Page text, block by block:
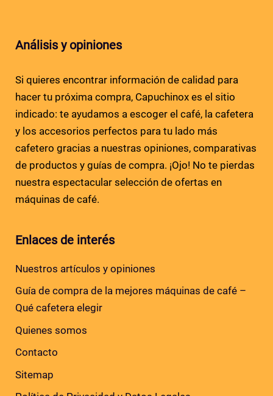
Análisis y opiniones
Si quieres encontrar información de calidad para
hacer tu próxima compra, Capuchinox es el sitio
indicado: te ayudamos a escoger el café, la cafetera
y los accesorios perfectos para tu lado más
cafetero gracias a nuestras opiniones, comparativas
de productos y guías de compra. ¡Ojo! No te pierdas
nuestra espectacular selección de ofertas en
máquinas de café.
Enlaces de interés
Nuestros artículos y opiniones
Guía de compra de la mejores máquinas de café –
Qué cafetera elegir
Quienes somos
Contacto
Sitemap